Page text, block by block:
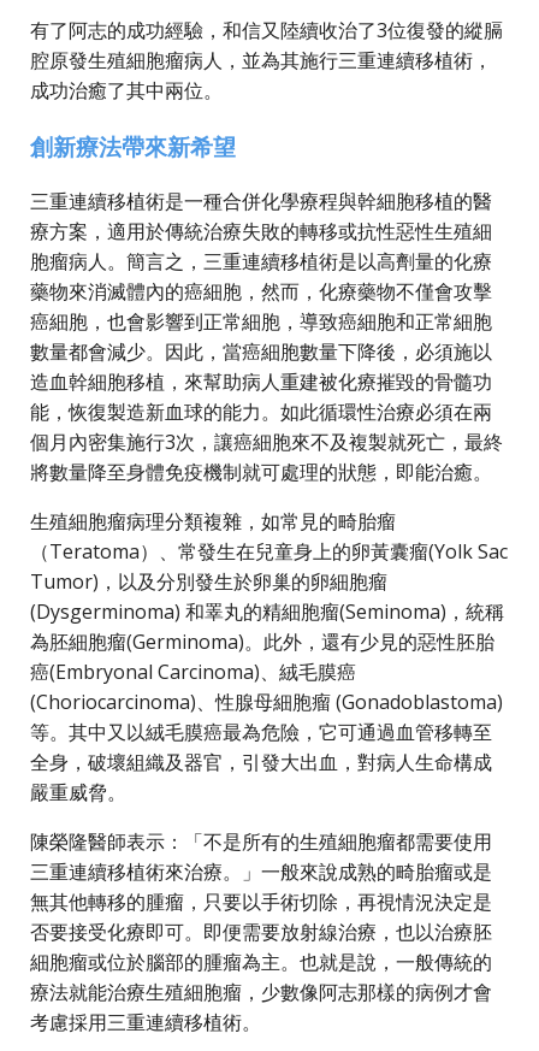
有了阿志的成功經驗，和信又陸續收治了3位復發的縱膈
腔原發生殖細胞瘤病人，並為其施行三重連續移植術，
成功治癒了其中兩位。
創新療法帶來新希望
三重連續移植術是一種合併化學療程與幹細胞移植的醫
療方案，適用於傳統治療失敗的轉移或抗性惡性生殖細
胞瘤病人。簡言之，三重連續移植術是以高劑量的化療
藥物來消滅體內的癌細胞，然而，化療藥物不僅會攻擊
癌細胞，也會影響到正常細胞，導致癌細胞和正常細胞
數量都會減少。因此，當癌細胞數量下降後，必須施以
造血幹細胞移植，來幫助病人重建被化療摧毀的骨髓功
能，恢復製造新血球的能力。如此循環性治療必須在兩
個月內密集施行3次，讓癌細胞來不及複製就死亡，最終
將數量降至身體免疫機制就可處理的狀態，即能治癒。
生殖細胞瘤病理分類複雜，如常見的畸胎瘤
（Teratoma）、常發生在兒童身上的卵黃囊瘤(Yolk Sac
Tumor)，以及分別發生於卵巢的卵細胞瘤
(Dysgerminoma) 和睪丸的精細胞瘤(Seminoma)，統稱
為胚細胞瘤(Germinoma)。此外，還有少見的惡性胚胎
癌(Embryonal Carcinoma)、絨毛膜癌
(Choriocarcinoma)、性腺母細胞瘤 (Gonadoblastoma)
等。其中又以絨毛膜癌最為危險，它可通過血管移轉至
全身，破壞組織及器官，引發大出血，對病人生命構成
嚴重威脅。
陳榮隆醫師表示：「不是所有的生殖細胞瘤都需要使用
三重連續移植術來治療。」一般來說成熟的畸胎瘤或是
無其他轉移的腫瘤，只要以手術切除，再視情況決定是
否要接受化療即可。即便需要放射線治療，也以治療胚
細胞瘤或位於腦部的腫瘤為主。也就是說，一般傳統的
療法就能治療生殖細胞瘤，少數像阿志那樣的病例才會
考慮採用三重連續移植術。